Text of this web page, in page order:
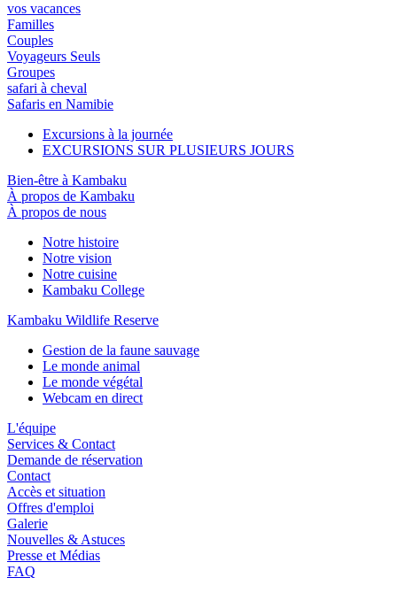
vos vacances
Familles
Couples
Voyageurs Seuls
Groupes
safari à cheval
Safaris en Namibie
Excursions à la journée
EXCURSIONS SUR PLUSIEURS JOURS
Bien-être à Kambaku
À propos de Kambaku
À propos de nous
Notre histoire
Notre vision
Notre cuisine
Kambaku College
Kambaku Wildlife Reserve
Gestion de la faune sauvage
Le monde animal
Le monde végétal
Webcam en direct
L'équipe
Services & Contact
Demande de réservation
Contact
Accès et situation
Offres d'emploi
Galerie
Nouvelles & Astuces
Presse et Médias
FAQ